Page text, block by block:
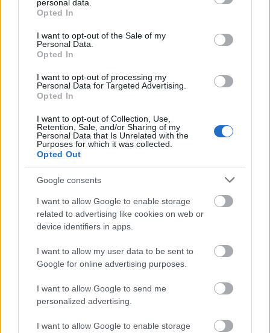
grant or deny consent to Google and its third-party tags to
use your data for below specified purposes in below Google
consent section.
personal data.
Opted In
I want to opt-out of the Sale of my
Personal Data.
Opted In
I want to opt-out of processing my
Personal Data for Targeted Advertising.
Opted In
I want to opt-out of Collection, Use,
Retention, Sale, and/or Sharing of my
Personal Data that Is Unrelated with the
Purposes for which it was collected.
Opted Out
Google consents
I want to allow Google to enable storage
related to advertising like cookies on web or
device identifiers in apps.
I want to allow my user data to be sent to
Google for online advertising purposes.
I want to allow Google to send me
personalized advertising.
I want to allow Google to enable storage
nuove idee in cucina.
Incorporare la rucola nella tua
dieta
facile da aggiungere a molti piatti, rendendoli più
appetitosi. Puoi provare diversi modi per gustare la
rucola in cucina.
Iniziate con le insalate, dove la rucola può essere
protagonista o mescolata ad altre verdure.
Aggiungetela a panini o wrap per un tocco croccante
e saporito. Provate rucola, pomodorini e pollo
grigliato in un piatto di pasta per un pasto
Per potenziare i benefici della rucola, abbinatela ad
alimenti ricchi di vitamina C. Agrumi, peperoni o
pomodori non solo hanno un sapore delizioso, ma
aiutano anche l'organismo ad assorbire meglio il
ancora più sani.